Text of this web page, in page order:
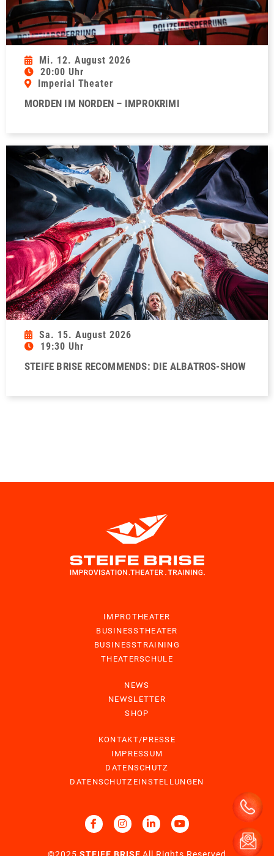
Mi. 12. August 2026
20:00 Uhr
Imperial Theater
MORDEN IM NORDEN – IMPROKRIMI
Sa. 15. August 2026
19:30 Uhr
STEIFE BRISE RECOMMENDS: DIE ALBATROS-SHOW
IMPROTHEATER
BUSINESSTHEATER
BUSINESSTRAINING
THEATERSCHULE
NEWS
NEWSLETTER
SHOP
KONTAKT/PRESSE
IMPRESSUM
DATENSCHUTZ
DATENSCHUTZEINSTELLUNGEN